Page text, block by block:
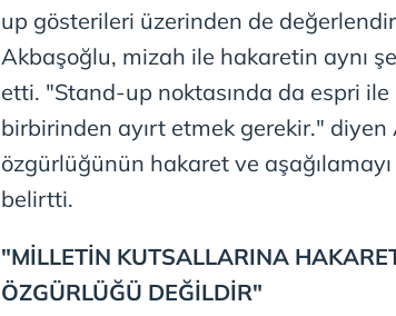
up gösterileri üzerinden de
Akbaşoğlu, mizah ile hakaretin aynı
etti. "Stand-up noktasında da espri
birbirinden ayırt etmek gerekir."
özgürlüğünün hakaret ve aşağılamayı
belirtti.
"MİLLETİN KUTSALLARINA
ÖZGÜRLÜĞÜ DEĞİLDİR"